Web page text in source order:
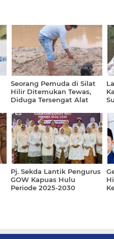
Seorang Pemuda di Silat
Hilir Ditemukan Tewas,
Diduga Tersengat Alat
Pj. Sekda Lantik Pengurus
GOW Kapuas Hulu
Periode 2025-2030